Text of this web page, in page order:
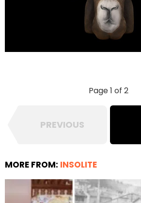
Page 1 of 2
PREVIOUS
MORE FROM: INSOLITE